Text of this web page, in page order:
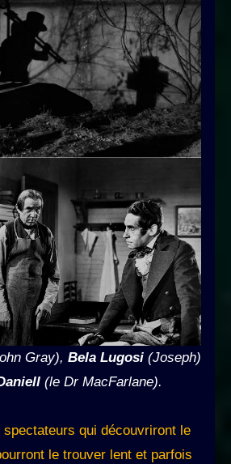
Gray), Bela Lugosi(Joseph)
(le Dr MacFarlane).
qui découvriront le
le trouver lent et parfois